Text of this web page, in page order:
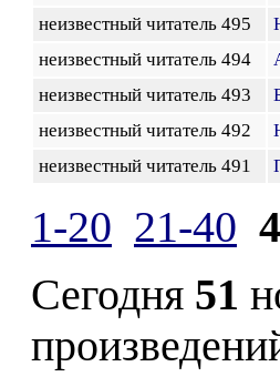
неизвестный читатель 495
неизвестный читатель 494
неизвестный читатель 493
неизвестный читатель 492
неизвестный читатель 491
1-20 21-40
Сегодня 51